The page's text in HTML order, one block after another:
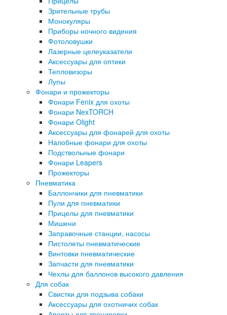
Зрительные трубы
Монокуляры
Приборы ночного видения
Фотоловушки
Лазерные целеуказатели
Аксессуары для оптики
Тепловизоры
Лупы
Фонари и прожекторы
Фонари Fenix для охоты
Фонари NexTORCH
Фонари Olight
Аксессуары для фонарей для охоты
Налобные фонари для охоты
Подствольные фонари
Фонари Leapers
Прожекторы
Пневматика
Баллончики для пневматики
Пули для пневматики
Прицелы для пневматики
Мишени
Заправочные станции, насосы
Пистолеты пневматические
Винтовки пневматические
Запчасти для пневматики
Чехлы для баллонов высокого давления
Для собак
Свистки для подзыва собаки
Аксессуары для охотничих собак